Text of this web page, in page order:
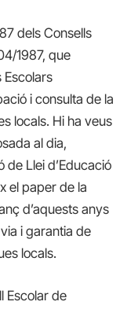
dels Consells
1987, que
Escolars
i consulta de la
locals. Hi ha veus
al dia,
de Llei d’Educació
el paper de la
d’aquests anys
i garantia de
locals.
Escolar de